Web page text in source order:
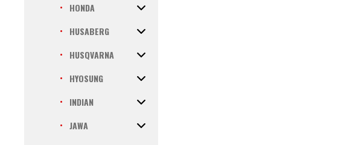
HONDA
HUSABERG
HUSQVARNA
HYOSUNG
INDIAN
JAWA